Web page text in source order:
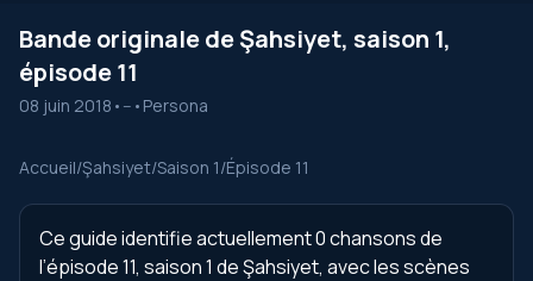
Bande originale de Şahsiyet, saison 1,
épisode 11
08 juin 2018 • -- • Persona
Accueil/Şahsiyet/Saison 1/Épisode 11
Ce guide identifie actuellement 0 chansons de
l’épisode 11, saison 1 de Şahsiyet, avec les scènes